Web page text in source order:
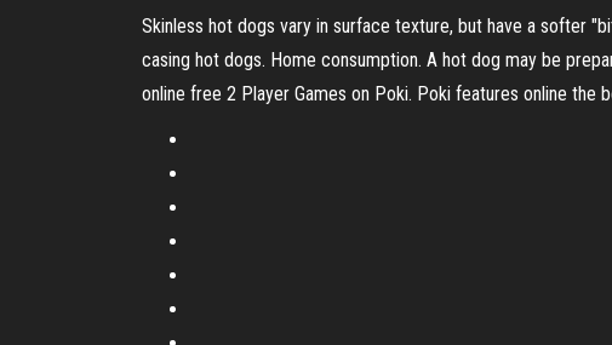
Skinless hot dogs vary in surface texture, but have a softer
casing hot dogs. Home consumption. A hot dog may be
online free 2 Player Games on Poki. Poki features online the